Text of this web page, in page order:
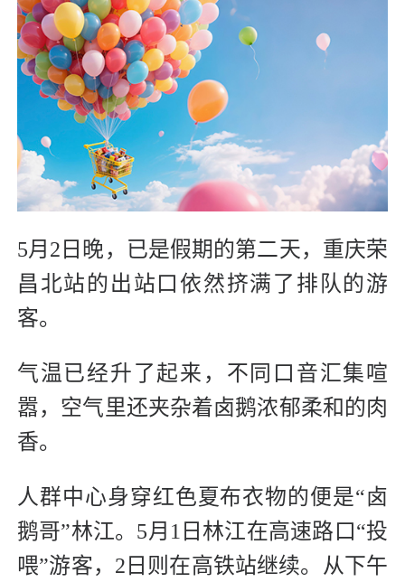
5月2日晚，已是假期的第二天，重庆荣
昌北站的出站口依然挤满了排队的游
客。
气温已经升了起来，不同口音汇集喧
嚣，空气里还夹杂着卤鹅浓郁柔和的肉
香。
人群中心身穿红色夏布衣物的便是“卤
鹅哥”林江。5月1日林江在高速路口“投
喂”游客，2日则在高铁站继续。从下午